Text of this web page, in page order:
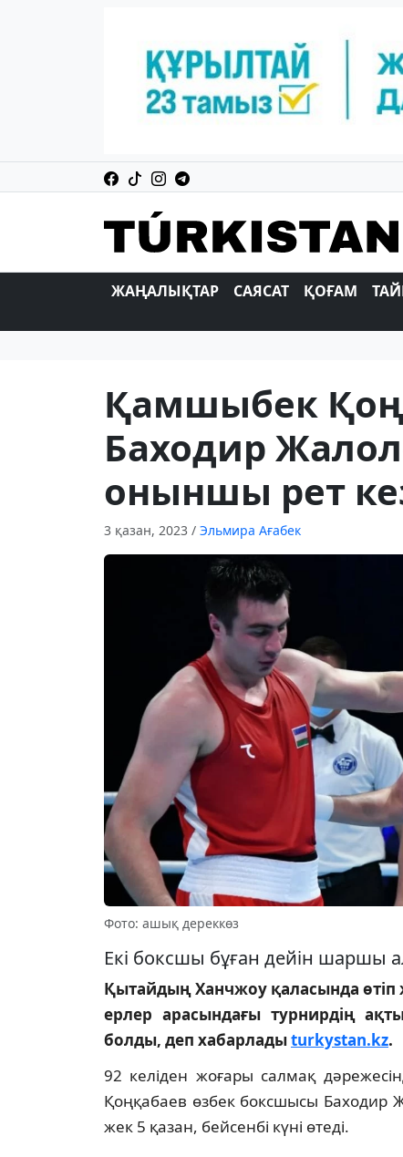
ЖАҢАЛЫҚТАР САЯСАТ ҚОҒАМ
Қамшыбек
Баходир
оныншы рет
3 қазан, 2023 / Эльмира Ағабек
Фото: ашық дереккөз
Екі боксшы бұған дейін шаршы
Қытайдың Ханчжоу қаласында
ерлер арасындағы турнирдің
болды, деп хабарладыturkystan.kz.
92 келіден жоғары салмақ
Қоңқабаев өзбек боксшысы Баходир
жек 5 қазан, бейсенбі күні өтеді.